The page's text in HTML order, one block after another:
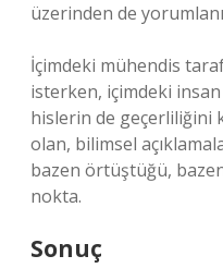
üzerinden de
İçimdeki mühendis
isterken, içimdeki
hislerin de geçerliliğini
olan, bilimsel
bazen örtüştüğü,
nokta.
Sonuç